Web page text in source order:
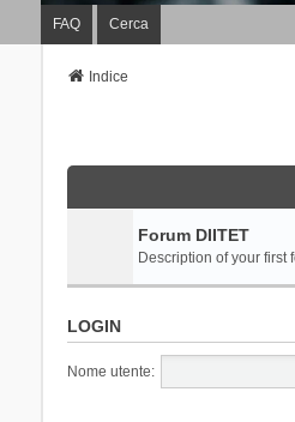
FAQ Cerca
Indice
Forum DIITET
Description of your first
LOGIN
Nome utente: